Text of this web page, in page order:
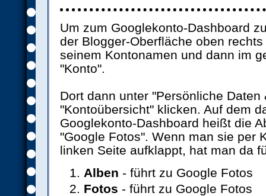
Um zum Googlekonto-Dashboard
der Blogger-Oberfläche oben
seinem Kontonamen und dann im
"Konto".
Dort dann unter "Persönliche Daten
"Kontoübersicht" klicken. Auf dem
Googlekonto-Dashboard heißt die
"Google Fotos". Wenn man sie per
linken Seite aufklappt, hat man da
Alben - führt zu Google Fotos
Fotos - führt zu Google Fotos